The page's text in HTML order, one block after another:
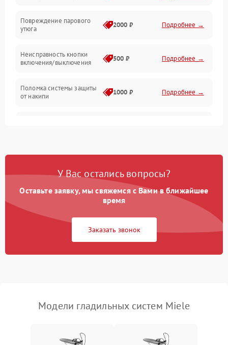
Повреждение парового
утюга
2000 ₽ Подробнее →
Неисправность кнопки
включения/выключения
500 ₽ Подробнее →
Поломка системы защиты
от накипи
1000 ₽ Подробнее →
Поломка системы
Неисправность системы
2000 ₽ Подробнее →
Поломка сетевого шнура 500 ₽ Подробнее →
Неисправность системы
У Вас остались вопросы?
Оставьте заявку, мы свяжемся с Вами в ближайшее
время
Заказать звонок
Модели гладильных систем Miele